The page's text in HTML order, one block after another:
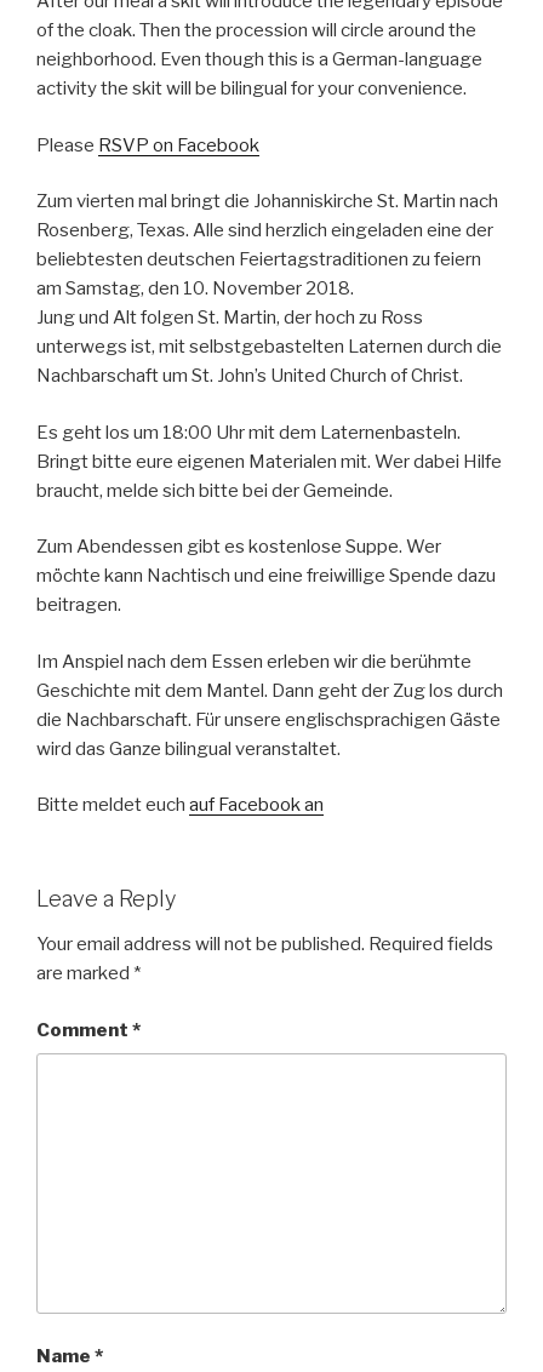
of the cloak. Then the procession will circle around the
neighborhood. Even though this is a German-language
activity the skit will be bilingual for your convenience.
Please RSVP on Facebook
Zum vierten mal bringt die Johanniskirche St. Martin nach
Rosenberg, Texas. Alle sind herzlich eingeladen eine der
beliebtesten deutschen Feiertagstraditionen zu feiern
am Samstag, den 10. November 2018.
Jung und Alt folgen St. Martin, der hoch zu Ross
unterwegs ist, mit selbstgebastelten Laternen durch die
Nachbarschaft um St. John’s United Church of Christ.
Es geht los um 18:00 Uhr mit dem Laternenbasteln.
Bringt bitte eure eigenen Materialen mit. Wer dabei Hilfe
braucht, melde sich bitte bei der Gemeinde.
Zum Abendessen gibt es kostenlose Suppe. Wer
möchte kann Nachtisch und eine freiwillige Spende dazu
beitragen.
Im Anspiel nach dem Essen erleben wir die berühmte
Geschichte mit dem Mantel. Dann geht der Zug los durch
die Nachbarschaft. Für unsere englischsprachigen Gäste
wird das Ganze bilingual veranstaltet.
Bitte meldet euch auf Facebook an
Leave a Reply
Your email address will not be published. Required fields
are marked *
Comment *
Name *